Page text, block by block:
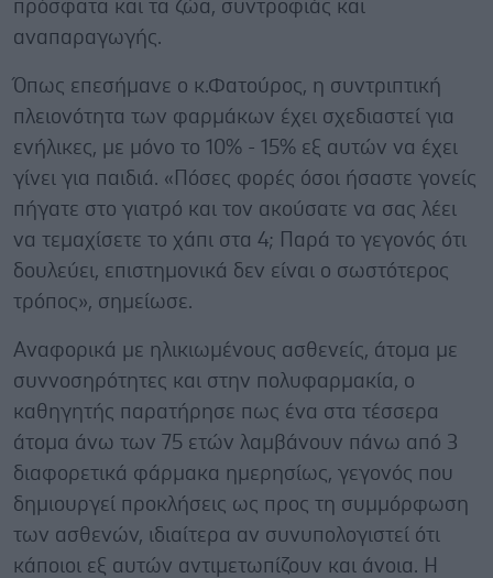
πρόσφατα και τα ζώα, συντροφιάς και
αναπαραγωγής.
Όπως επεσήμανε ο κ.Φατούρος, η συντριπτική
πλειονότητα των φαρμάκων έχει σχεδιαστεί για
ενήλικες, με μόνο το 10% - 15% εξ αυτών να έχει
γίνει για παιδιά. «Πόσες φορές όσοι ήσαστε γονείς
πήγατε στο γιατρό και τον ακούσατε να σας λέει
να τεμαχίσετε το χάπι στα 4; Παρά το γεγονός ότι
δουλεύει, επιστημονικά δεν είναι ο σωστότερος
τρόπος», σημείωσε.
Αναφορικά με ηλικιωμένους ασθενείς, άτομα με
συννοσηρότητες και στην πολυφαρμακία, ο
καθηγητής παρατήρησε πως ένα στα τέσσερα
άτομα άνω των 75 ετών λαμβάνουν πάνω από 3
διαφορετικά φάρμακα ημερησίως, γεγονός που
δημιουργεί προκλήσεις ως προς τη συμμόρφωση
των ασθενών, ιδιαίτερα αν συνυπολογιστεί ότι
κάποιοι εξ αυτών αντιμετωπίζουν και άνοια. Η